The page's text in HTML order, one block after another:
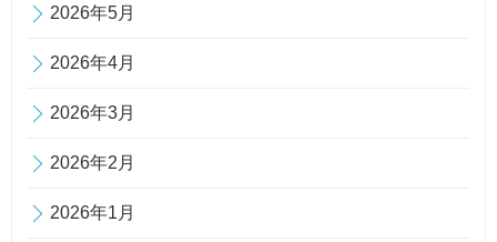
2026年5月
2026年4月
2026年3月
2026年2月
2026年1月